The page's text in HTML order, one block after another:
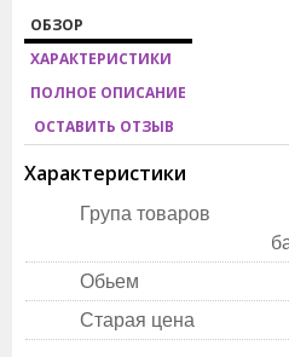
ОБЗОР
ХАРАКТЕРИСТИКИ
ПОЛНОЕ ОПИСАНИЕ
ОСТАВИТЬ ОТЗЫВ
Характеристики
Група товаров
Обьем
Старая цена